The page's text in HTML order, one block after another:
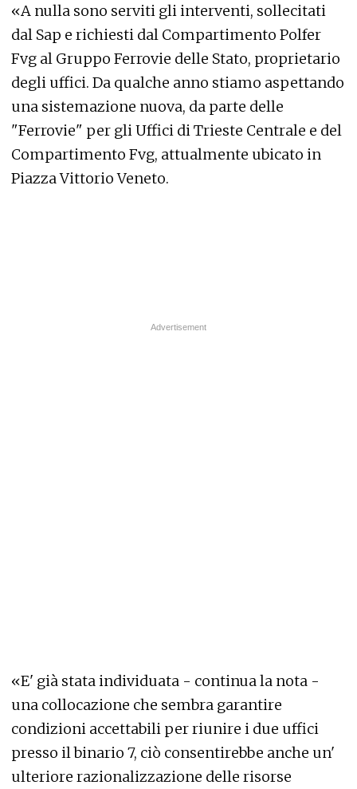
«A nulla sono serviti gli interventi, sollecitati
dal Sap e richiesti dal Compartimento Polfer
Fvg al Gruppo Ferrovie delle Stato, proprietario
degli uffici. Da qualche anno stiamo aspettando
una sistemazione nuova, da parte delle
"Ferrovie" per gli Uffici di Trieste Centrale e del
Compartimento Fvg, attualmente ubicato in
Piazza Vittorio Veneto.
«E' già stata individuata - continua la nota -
una collocazione che sembra garantire
condizioni accettabili per riunire i due uffici
presso il binario 7, ciò consentirebbe anche un'
ulteriore razionalizzazione delle risorse